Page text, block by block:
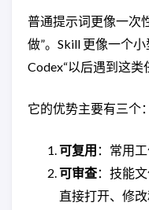
普通提示词更像一次
做”。Skill 更像一个
Codex“以后遇到这类
它的优势主要有三个：
可复用 ：常用
可审查：技能
直接打开、修改